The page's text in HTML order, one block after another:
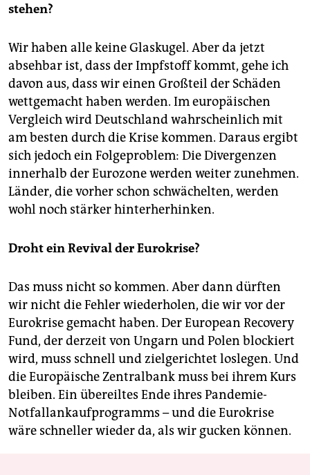
stehen?
Wir haben alle keine Glaskugel. Aber da jetzt
absehbar ist, dass der Impfstoff kommt, gehe ich
davon aus, dass wir einen Großteil der Schäden
wettgemacht haben werden. Im europäischen
Vergleich wird Deutschland wahrscheinlich mit
am besten durch die Krise kommen. Daraus ergibt
sich jedoch ein Folgeproblem: Die Divergenzen
innerhalb der Eurozone werden weiter zunehmen.
Länder, die vorher schon schwächelten, werden
wohl noch stärker hinterherhinken.
Droht ein Revival der Eurokrise?
Das muss nicht so kommen. Aber dann dürften
wir nicht die Fehler wiederholen, die wir vor der
Eurokrise gemacht haben. Der European Recovery
Fund, der derzeit von Ungarn und Polen blockiert
wird, muss schnell und zielgerichtet loslegen. Und
die Europäische Zentralbank muss bei ihrem Kurs
bleiben. Ein übereiltes Ende ihres Pandemie-
Notfallankaufprogramms – und die Eurokrise
wäre schneller wieder da, als wir gucken können.